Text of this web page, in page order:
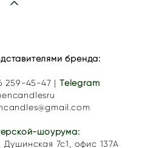
бренда:
259-45-47 | Telegram
шоурума:
Душинская 7с1, офис 137А